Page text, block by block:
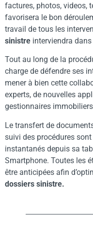
factures, photos, videos,
favorisera le bon
travail de tous les
sinistre interviendra
Tout au long de la
charge de défendre ses
mener à bien cette
experts, de nouvelles
gestionnaires
Le transfert de
suivi des procédures
instantanés depuis sa
Smartphone. Toutes les
être anticipées afin
dossiers sinistre.